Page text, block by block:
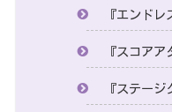
『エンドレ
『スコア
『ステー